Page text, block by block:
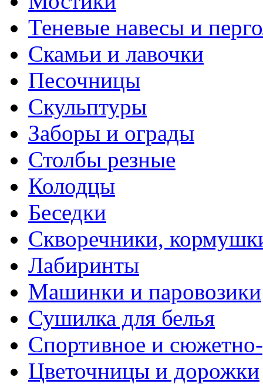
Теневые навесы и
Скамьи и лавочки
Песочницы
Скульптуры
Заборы и ограды
Столбы резные
Колодцы
Беседки
Скворечники,
Лабиринты
Машинки и паровозики
Сушилка для белья
Спортивное и
Цветочницы и дорожки